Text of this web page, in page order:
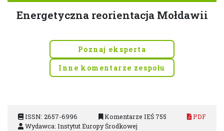
Energetyczna reorientacja Mołdawii
Poznaj eksperta
Inne komentarze zespołu
ISSN: 2657-6996 Komentarze IEŚ 755
PDF
Wydawca: Instytut Europy Środkowej